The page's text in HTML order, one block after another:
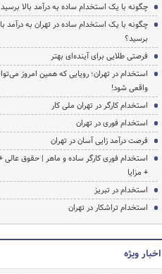
چگونه با یک استخدام ساده به درآمد بالا
چگونه با یک استخدام ساده در تهران به درآمد
برسید؟
فرصتی طلایی برای آینده‌ای بهتر
استخدام در تهران؛ رویایی که همین امروز
واقعی شود!
استخدام کارگر در تهران ملی کار
استخدام فوری در تهران
فرصت درآمد زایی آسان در تهران
استخدام فوری کارگر ساده و ماهر | حقوق عالی
+ مزایا
استخدام در تبریز
استخدام تراشکار در تهران
اخبار ویژه